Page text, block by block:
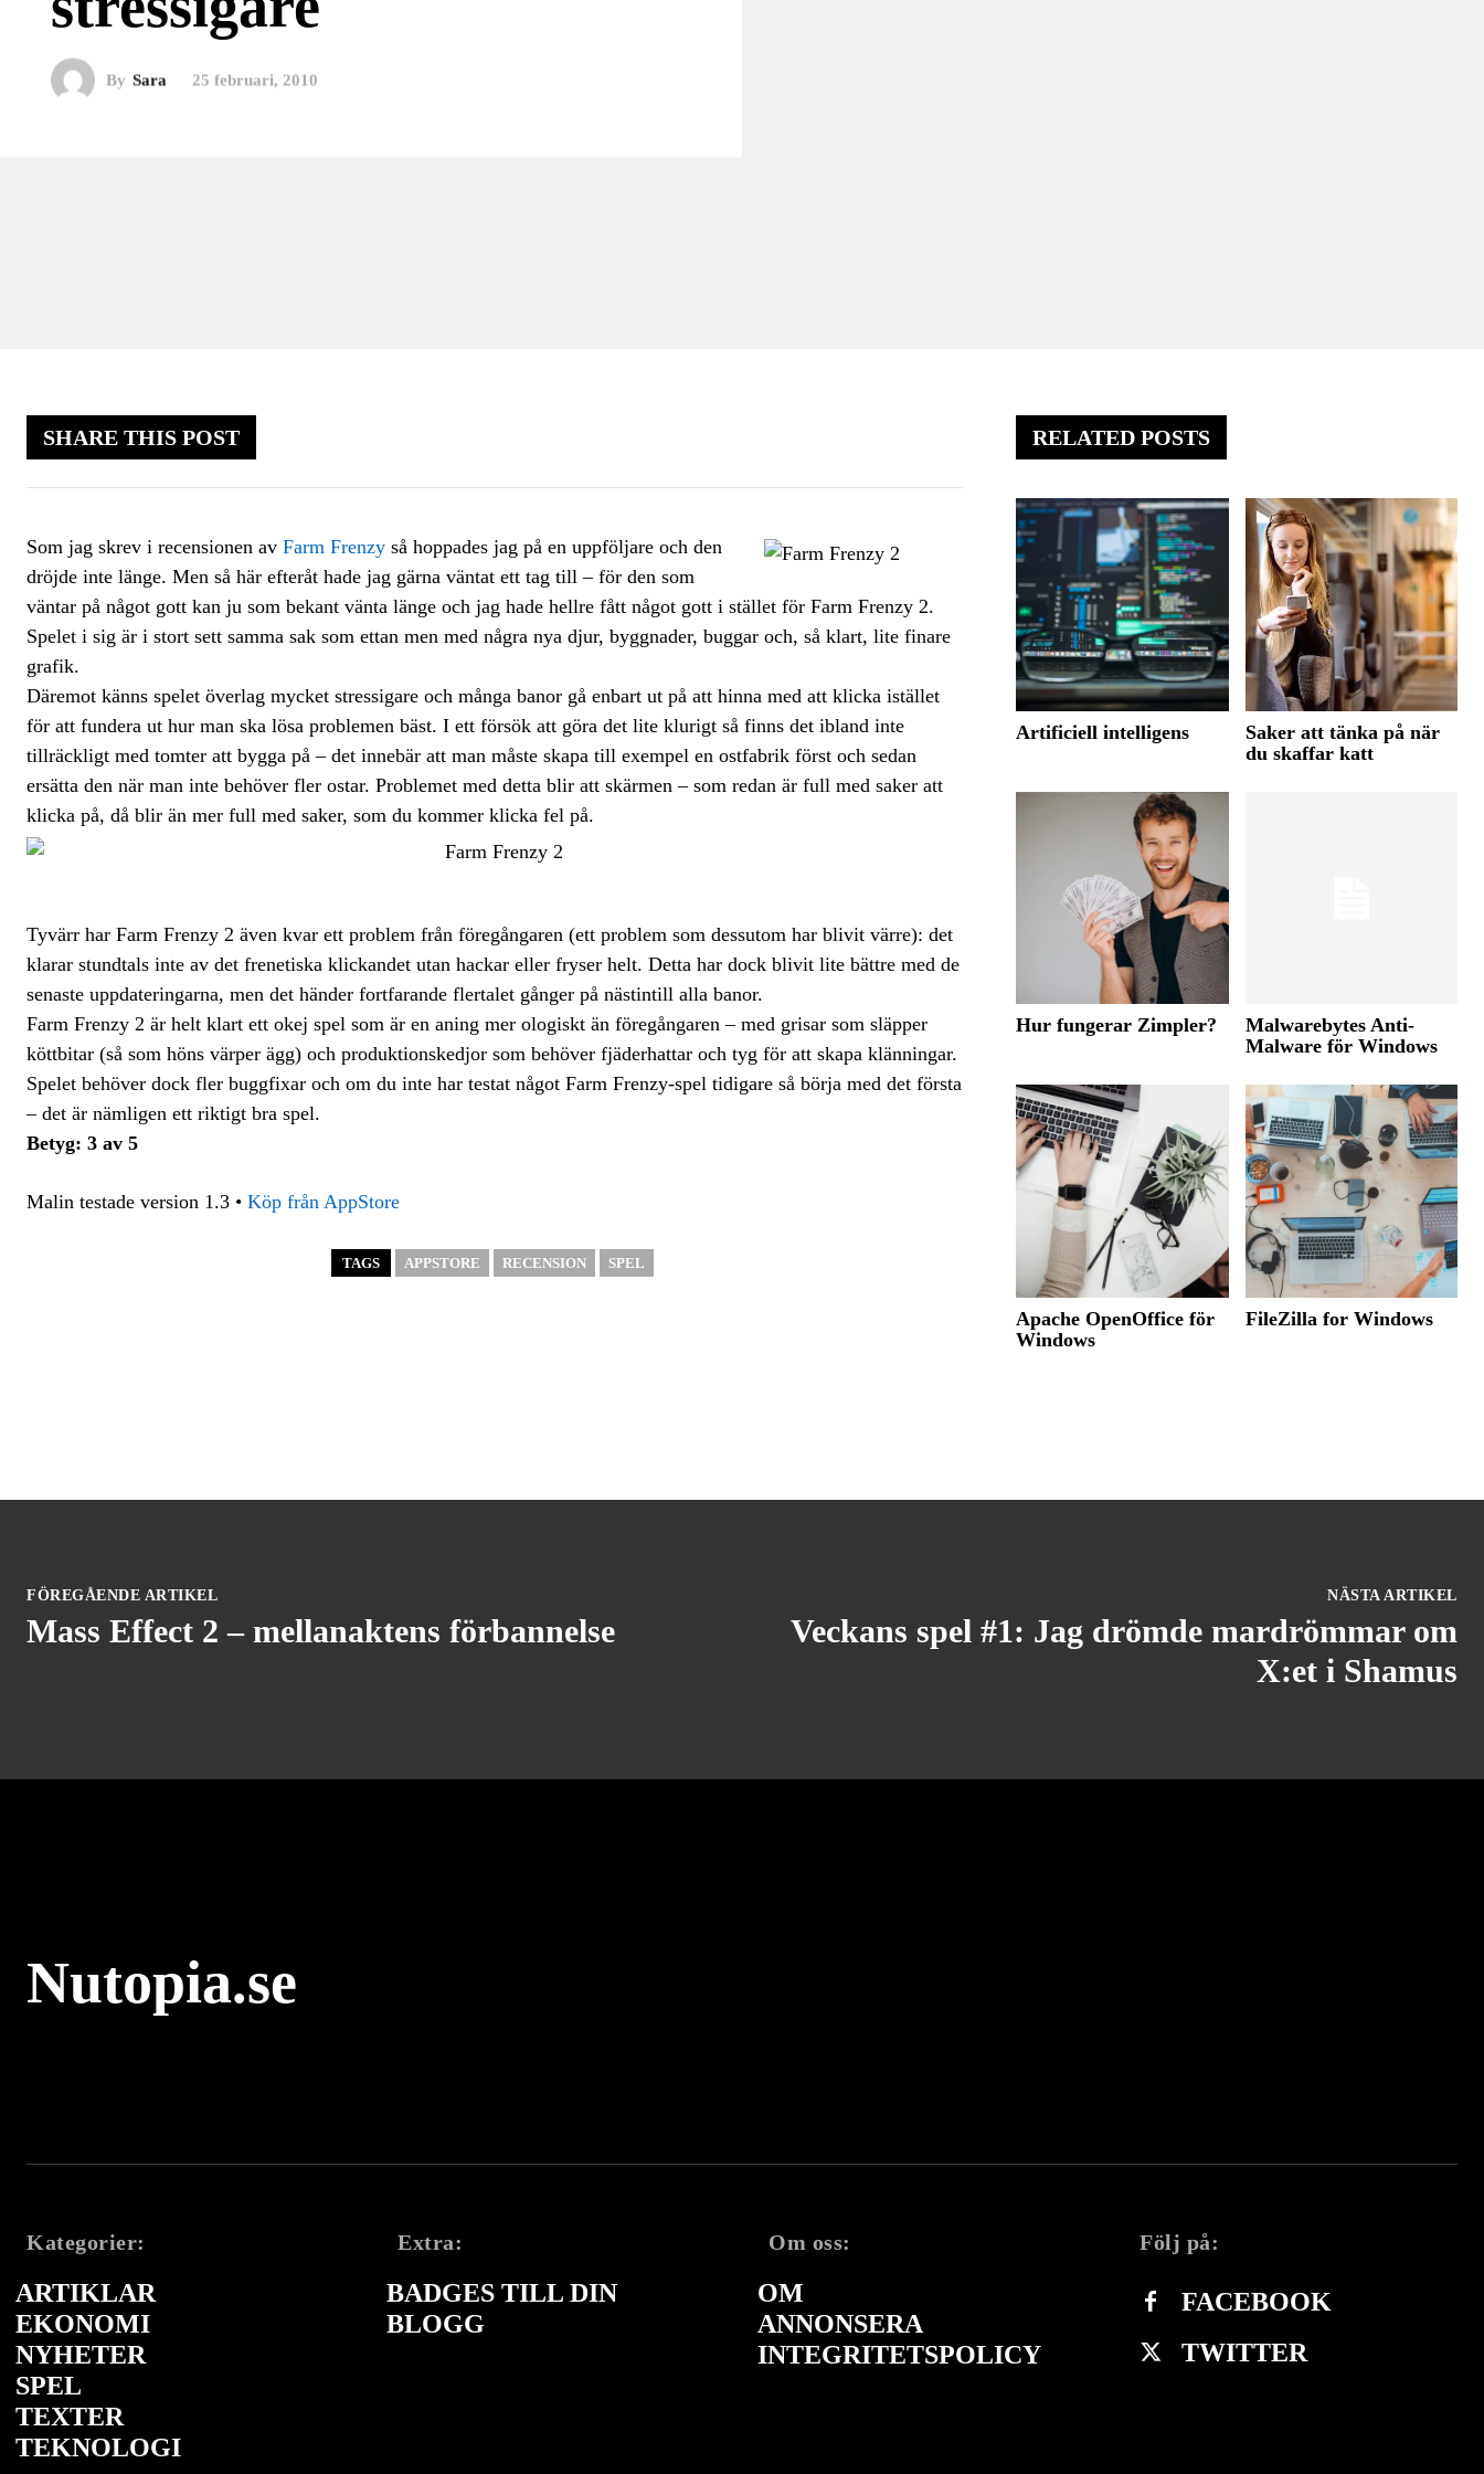
By Sara 25 februari, 2010
SHARE THIS POST
Som jag skrev i recensionen av Farm Frenzy så hoppades jag på en uppföljare och den
dröjde inte länge. Men så här efteråt hade jag gärna väntat ett tag till – för den som
väntar på något gott kan ju som bekant vänta länge och jag hade hellre fått något gott i stället för Farm Frenzy 2.
Spelet i sig är i stort sett samma sak som ettan men med några nya djur, byggnader, buggar och, så klart, lite finare
grafik.
Däremot känns spelet överlag mycket stressigare och många banor gå enbart ut på att hinna med att klicka istället
för att fundera ut hur man ska lösa problemen bäst. I ett försök att göra det lite klurigt så finns det ibland inte
tillräckligt med tomter att bygga på – det innebär att man måste skapa till exempel en ostfabrik först och sedan
ersätta den när man inte behöver fler ostar. Problemet med detta blir att skärmen – som redan är full med saker att
klicka på, då blir än mer full med saker, som du kommer klicka fel på.
Tyvärr har Farm Frenzy 2 även kvar ett problem från föregångaren (ett problem som dessutom har blivit värre): det
klarar stundtals inte av det frenetiska klickandet utan hackar eller fryser helt. Detta har dock blivit lite bättre med de
senaste uppdateringarna, men det händer fortfarande flertalet gånger på nästintill alla banor.
Farm Frenzy 2 är helt klart ett okej spel som är en aning mer ologiskt än föregångaren – med grisar som släpper
köttbitar (så som höns värper ägg) och produktionskedjor som behöver fjäderhattar och tyg för att skapa klänningar.
Spelet behöver dock fler buggfixar och om du inte har testat något Farm Frenzy-spel tidigare så börja med det första
– det är nämligen ett riktigt bra spel.
Betyg: 3 av 5
Malin testade version 1.3 • Köp från AppStore
TAGS APPSTORE RECENSION SPEL
RELATED POSTS
Artificiell intelligens
Saker att tänka på när
du skaffar katt
Hur fungerar Zimpler?
Malwarebytes Anti-
Malware för Windows
Apache OpenOffice för
Windows
FileZilla for Windows
FÖREGÅENDE ARTIKEL
Mass Effect 2 – mellanaktens förbannelse
NÄSTA ARTIKEL
Veckans spel #1: Jag drömde mardrömmar om
X:et i Shamus
Nutopia.se
Kategorier:
ARTIKLAR
EKONOMI
NYHETER
SPEL
TEXTER
TEKNOLOGI
Extra:
BADGES TILL DIN
BLOGG
Om oss:
OM
ANNONSERA
INTEGRITETSPOLICY
Följ på:
FACEBOOK
TWITTER